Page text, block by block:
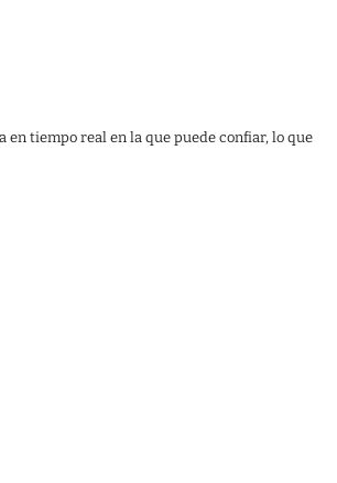
tiempo real en la que puede confiar, lo que